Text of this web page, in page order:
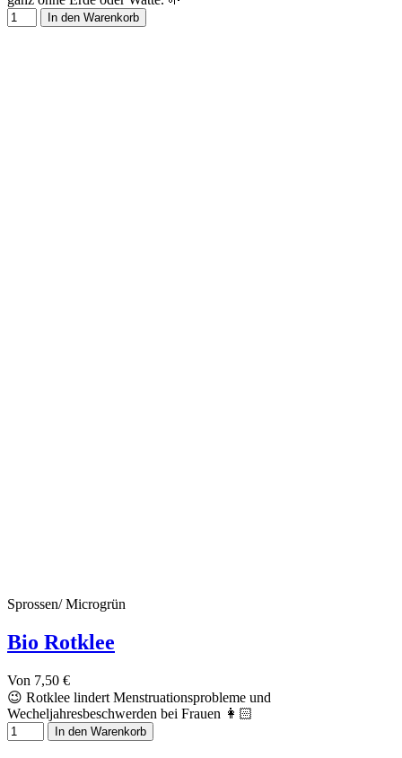
In den Warenkorb
Sprossen/ Microgrün
Bio Rotklee
Von 7,50 €
😉 Rotklee lindert Menstruationsprobleme und
Wecheljahresbeschwerden bei Frauen 👩🏻
In den Warenkorb